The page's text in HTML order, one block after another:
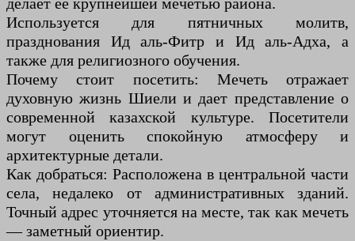
Используется для пятничных молитв,
празднования Ид аль-Фитр и Ид аль-Адха, а
также для религиозного обучения.
Почему стоит посетить: Мечеть отражает
духовную жизнь Шиели и дает представление о
современной казахской культуре. Посетители
могут оценить спокойную атмосферу и
архитектурные детали.
Как добраться: Расположена в центральной части
села, недалеко от административных зданий.
Точный адрес уточняется на месте, так как мечеть
— заметный ориентир.